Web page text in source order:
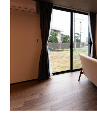
を採用したヴィンテー